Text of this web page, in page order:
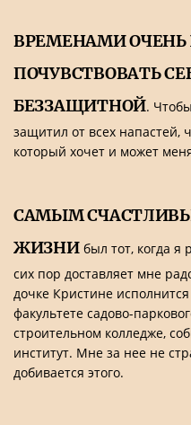
ВРЕМЕНАМИ ОЧЕНЬ
ПОЧУВСТВОВАТЬ
БЕЗЗАЩИТНОЙ.
защитил от всех напастей,
который хочет и может
САМЫМ
ЖИЗНИбыл тот, когда я
сих пор доставляет мне
дочке Кристине
факультете садово-
строительном колледже,
институт. Мне за нее не
добивается этого.